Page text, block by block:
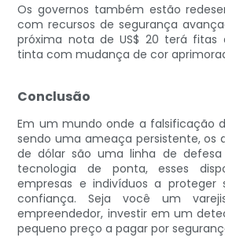
Os governos também estão
com recursos de segurança
próxima nota de US$ 20 terá fitas
tinta com mudança de cor
Conclusão
Em um mundo onde a falsificação
sendo uma ameaça persistente, os
de dólar são uma linha de defesa
tecnologia de ponta, esses
empresas e indivíduos a proteger
confiança. Seja você um
empreendedor, investir em um
pequeno preço a pagar por